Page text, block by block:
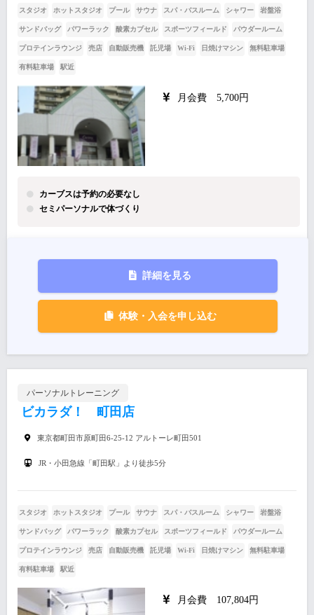
スタジオ ホットスタジオ プール サウナ スパ・バスルーム シャワー 岩盤浴
サンドバッグ パワーラック 酸素カプセル スポーツフィールド パウダールーム
プロテインラウンジ 売店 自動販売機 託児場 Wi-Fi 日焼けマシン 無料駐車場
有料駐車場 駅近
月会費 5,700円
カーブスは予約の必要なし
セミパーソナルで体づくり
詳細を見る
体験・入会を申し込む
パーソナルトレーニング
ビカラダ！ 町田店
東京都町田市原町田6-25-12 アルトーレ町田501
JR・小田急線「町田駅」より徒歩5分
スタジオ ホットスタジオ プール サウナ スパ・バスルーム シャワー 岩盤浴
サンドバッグ パワーラック 酸素カプセル スポーツフィールド パウダールーム
プロテインラウンジ 売店 自動販売機 託児場 Wi-Fi 日焼けマシン 無料駐車場
有料駐車場 駅近
月会費 107,804円